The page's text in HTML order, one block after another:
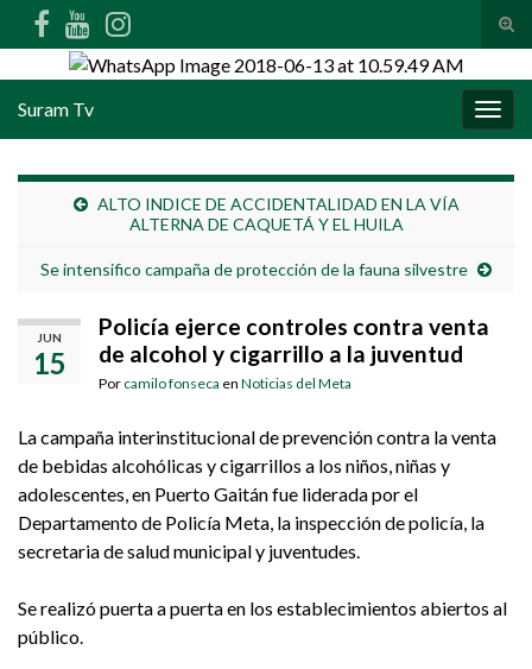
Search for:
Suram Tv
ALTO INDICE DE ACCIDENTALIDAD EN LA VÍA
ALTERNA DE CAQUETÁ Y EL HUILA
Se intensifico campaña de protección de la fauna silvestre
JUN
15
Policía ejerce controles contra venta
de alcohol y cigarrillo a la juventud
Por camilo fonseca en Noticias del Meta
La campaña interinstitucional de prevención contra la venta
de bebidas alcohólicas y cigarrillos a los niños, niñas y
adolescentes, en Puerto Gaitán fue liderada por el
Departamento de Policía Meta, la inspección de policía, la
secretaria de salud municipal y juventudes.
Se realizó puerta a puerta en los establecimientos abiertos al
público.